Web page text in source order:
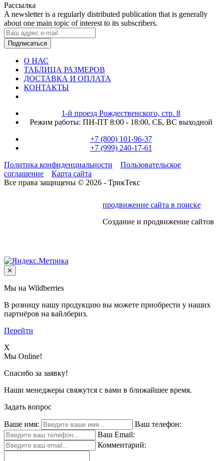
Рассылка
A newsletter is a regularly distributed publication that is generally
about one main topic of interest to its subscribers.
Подписаться
О НАС
ТАБЛИЦА РАЗМЕРОВ
ДОСТАВКА И ОПЛАТА
КОНТАКТЫ
1-й проезд Рождественского, стр. 8
Режим работы: ПН-ПТ 8:00 - 18:00, СБ, ВС выходной
+7 (800) 101-96-37
+7 (999) 240-17-61
Политика конфиденциальности
Пользовательское
соглашение
Карта сайта
Все права защищены © 2026 - ТрикТекс
продвижение сайта в поиске
Создание и продвижение сайтов
Мы на Wildberries
В розницу нашу продукцию вы можете приобрести у наших
партнёров на вайлбериз.
Перейти
X
Мы Online!
Спасибо за заявку!
Наши менеджеры свяжутся с вами в ближайшее время.
Задать вопрос
Ваше имя:
Ваш телефон:
Ваш Email:
Комментарий: